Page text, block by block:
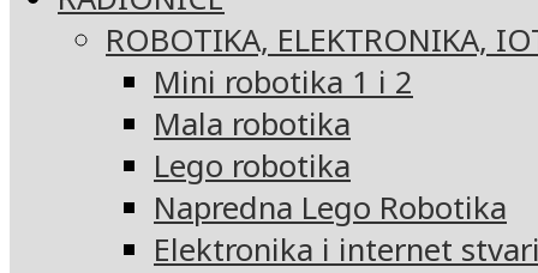
ROBOTIKA, ELEKTRONIKA,
Mini robotika 1 i 2
Mala robotika
Lego robotika
Napredna Lego Robotika
Elektronika i internet